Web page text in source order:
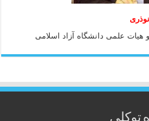
علمی دانشگاه آزاد اسلامی
توکلی